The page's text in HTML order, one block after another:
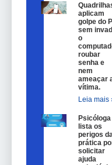
Quadrilhas
aplicam
golpe do
sem
o
roubar
senha e
nem
ameaçar a
vítima.
Leia mais »
Psicóloga
lista os
perigos da
prática por
solicitar
ajuda